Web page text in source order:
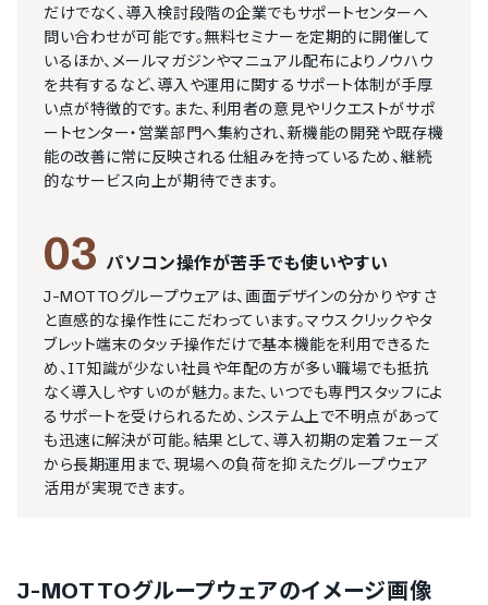
だけでなく、導入検討段階の企業でもサポートセンターへ
問い合わせが可能です。無料セミナーを定期的に開催して
いるほか、メールマガジンやマニュアル配布によりノウハウ
を共有するなど、導入や運用に関するサポート体制が手厚
い点が特徴的です。また、利用者の意見やリクエストがサポ
ートセンター・営業部門へ集約され、新機能の開発や既存機
能の改善に常に反映される仕組みを持っているため、継続
的なサービス向上が期待できます。
03 パソコン操作が苦手でも使いやすい
J-MOTTOグループウェアは、画面デザインの分かりやすさ
と直感的な操作性にこだわっています。マウスクリックやタ
ブレット端末のタッチ操作だけで基本機能を利用できるた
め、IT知識が少ない社員や年配の方が多い職場でも抵抗
なく導入しやすいのが魅力。また、いつでも専門スタッフによ
るサポートを受けられるため、システム上で不明点があって
も迅速に解決が可能。結果として、導入初期の定着フェーズ
から長期運用まで、現場への負荷を抑えたグループウェア
活用が実現できます。
J-MOTTOグループウェアのイメージ画像